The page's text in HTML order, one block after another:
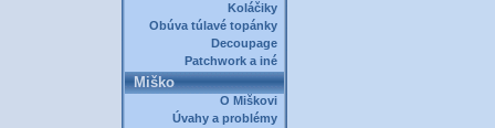
Koláčiky
Obúva túlavé topánky
Decoupage
Patchwork a iné
Miško
O Miškovi
Úvahy a problémy